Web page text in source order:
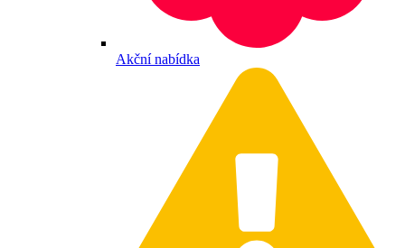
Akční nabídka